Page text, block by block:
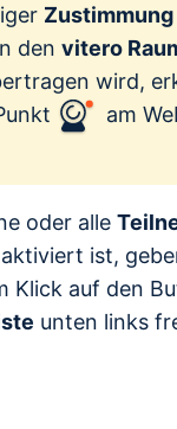
Zustimmung
den vitero
wird,
am
oder alle
ist,
Klick auf den
unten links